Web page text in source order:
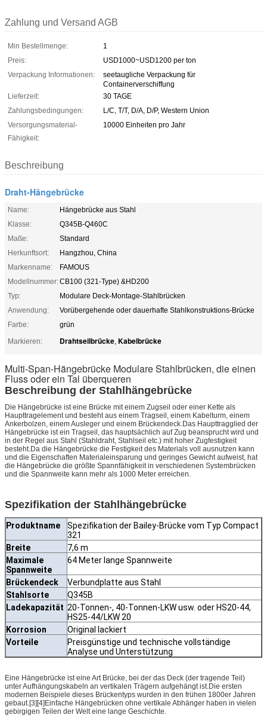
Zahlung und Versand AGB
Min Bestellmenge:
1
Preis:
USD1000~USD1200 per ton
Verpackung Informationen:
seetaugliche Verpackung für
Containerverschiffung
Lieferzeit:
30 TAGE
Zahlungsbedingungen:
L/C, T/T, D/A, D/P, Western Union
Versorgungsmaterial-
Fähigkeit:
10000 Einheiten pro Jahr
Beschreibung
Draht-Hängebrücke
Name:
Hängebrücke aus Stahl
Klasse:
Q345B-Q460C
Maße:
Standard
Herkunftsort:
Hangzhou, China
Markenname:
FAMOUS
Modellnummer:CB100 (321-Type) &HD200
Typ:
Modulare Deck-Montage-Stahlbrücken
Anwendung:
Vorübergehende oder dauerhafte Stahlkonstruktions-Brücke
Farbe:
grün
Markieren:
Drahtseilbrücke, Kabelbrücke
Multi-Span-Hängebrücke Modulare Stahlbrücken, die einen
Fluss oder ein Tal überqueren
Beschreibung der Stahlhängebrücke
Die Hängebrücke ist eine Brücke mit einem Zugseil oder einer Kette als
Haupttragelement und besteht aus einem Tragseil, einem Kabelturm, einem
Ankerbolzen, einem Ausleger und einem Brückendeck.Das Haupttragglied der
Hängebrücke ist ein Tragseil, das hauptsächlich auf Zug beansprucht wird und
in der Regel aus Stahl (Stahldraht, Stahlseil etc.) mit hoher Zugfestigkeit
besteht.Da die Hängebrücke die Festigkeit des Materials voll ausnutzen kann
und die Eigenschaften Materialeinsparung und geringes Gewicht aufweist, hat
die Hängebrücke die größte Spannfähigkeit in verschiedenen Systembrücken
und die Spannweite kann mehr als 1000 Meter erreichen.
Spezifikation der Stahlhängebrücke
Produktname
Spezifikation der Bailey-Brücke vom Typ Compact
321
Breite
7,6 m
Maximale
Spannweite
64 Meter lange Spannweite
Brückendeck
Verbundplatte aus Stahl
Stahlsorte
Q345B
Ladekapazität 20-Tonnen-, 40-Tonnen-LKW usw. oder HS20-44,
HS25-44/LKW 20
Korrosion
Original lackiert
Vorteile
Preisgünstige und technische vollständige
Analyse und Unterstützung
Eine Hängebrücke ist eine Art Brücke, bei der das Deck (der tragende Teil)
unter Aufhängungskabeln an vertikalen Trägern aufgehängt ist.Die ersten
modernen Beispiele dieses Brückentyps wurden in den frühen 1800er Jahren
gebaut.[3][4]Einfache Hängebrücken ohne vertikale Abhänger haben in vielen
gebirgigen Teilen der Welt eine lange Geschichte.